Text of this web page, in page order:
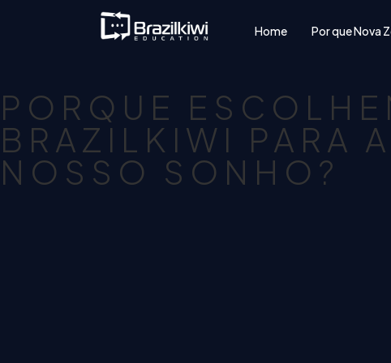
Home Por que Nova
PORQUE
BRAZILKIWI PARA
NOSSO SONHO?